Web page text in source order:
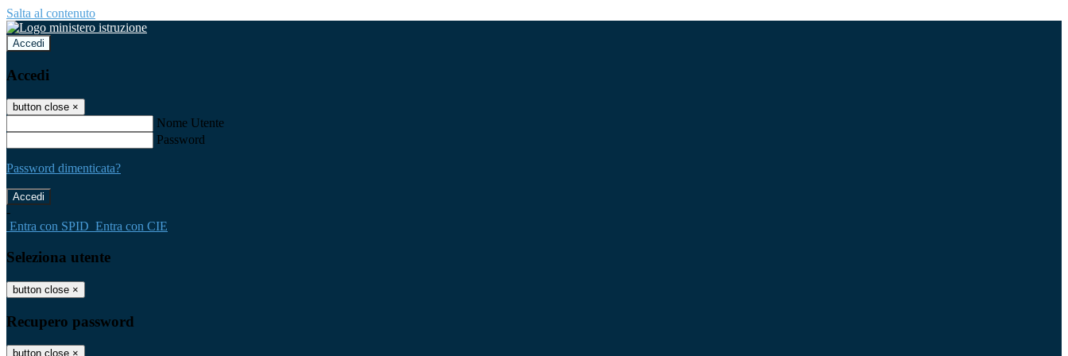
Salta al contenuto
Accedi
Accedi
button close ×
Nome Utente
Password
Password dimenticata?
-
Entra con SPID Entra con CIE
Seleziona utente
button close ×
Recupero password
button close ×